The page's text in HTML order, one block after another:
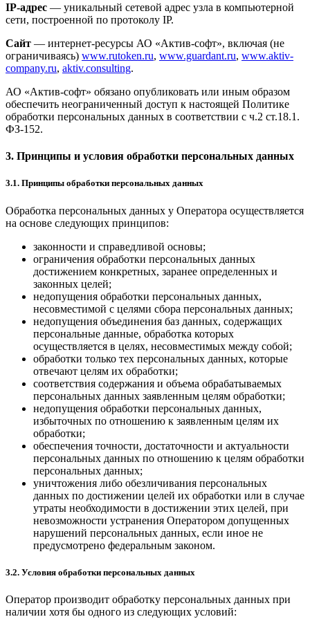
IP-адрес — уникальный сетевой адрес узла в компьютерной
сети, построенной по протоколу IP.
Сайт — интернет-ресурсы АО «Актив-софт», включая (не
ограничиваясь) www.rutoken.ru, www.guardant.ru, www.aktiv-
company.ru, aktiv.consulting.
АО «Актив-софт» обязано опубликовать или иным образом
обеспечить неограниченный доступ к настоящей Политике
обработки персональных данных в соответствии с ч.2 ст.18.1.
ФЗ-152.
3. Принципы и условия обработки персональных данных
3.1. Принципы обработки персональных данных
Обработка персональных данных у Оператора осуществляется
на основе следующих принципов:
законности и справедливой основы;
ограничения обработки персональных данных
достижением конкретных, заранее определенных и
законных целей;
недопущения обработки персональных данных,
несовместимой с целями сбора персональных данных;
недопущения объединения баз данных, содержащих
персональные данные, обработка которых
осуществляется в целях, несовместимых между собой;
обработки только тех персональных данных, которые
отвечают целям их обработки;
соответствия содержания и объема обрабатываемых
персональных данных заявленным целям обработки;
недопущения обработки персональных данных,
избыточных по отношению к заявленным целям их
обработки;
обеспечения точности, достаточности и актуальности
персональных данных по отношению к целям обработки
персональных данных;
уничтожения либо обезличивания персональных
данных по достижении целей их обработки или в случае
утраты необходимости в достижении этих целей, при
невозможности устранения Оператором допущенных
нарушений персональных данных, если иное не
предусмотрено федеральным законом.
3.2. Условия обработки персональных данных
Оператор производит обработку персональных данных при
наличии хотя бы одного из следующих условий: